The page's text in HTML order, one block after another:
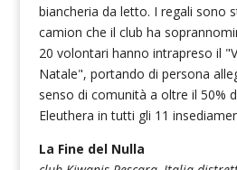
biancheria da letto. I regali sono
camion che il club ha
20 volontari hanno intrapreso il
Natale", portando di persona
senso di comunità a oltre il 50%
Eleuthera in tutti gli 11
La Fine del Nulla